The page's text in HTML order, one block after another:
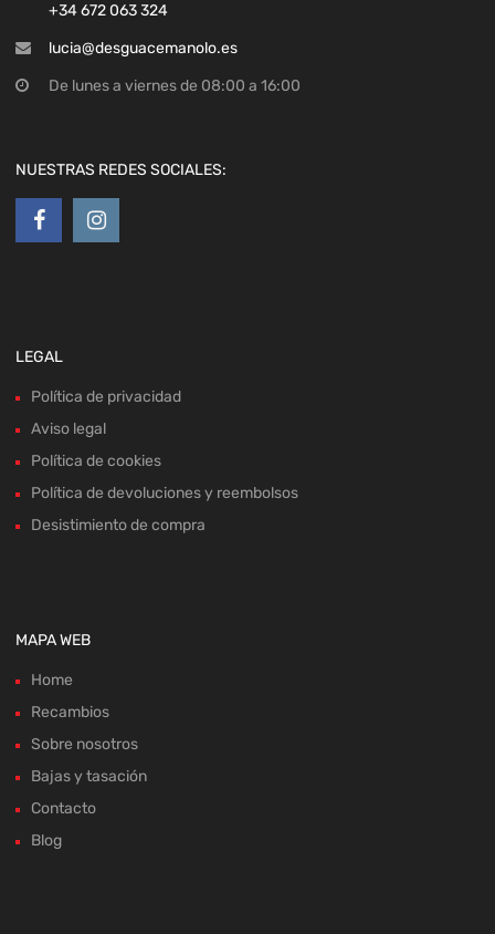
+34 672 063 324
lucia@desguacemanolo.es
De lunes a viernes de 08:00 a 16:00
NUESTRAS REDES SOCIALES:
LEGAL
Política de privacidad
Aviso legal
Política de cookies
Política de devoluciones y reembolsos
Desistimiento de compra
MAPA WEB
Home
Recambios
Sobre nosotros
Bajas y tasación
Contacto
Blog